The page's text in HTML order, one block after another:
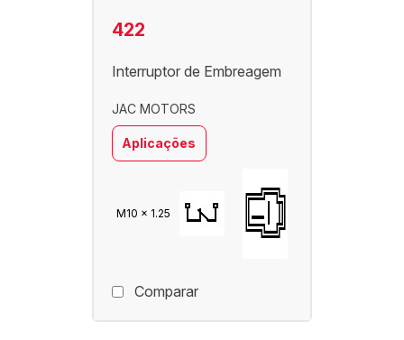
422
Interruptor de Embreagem
JAC MOTORS
Aplicações
M10 x 1.25
Comparar